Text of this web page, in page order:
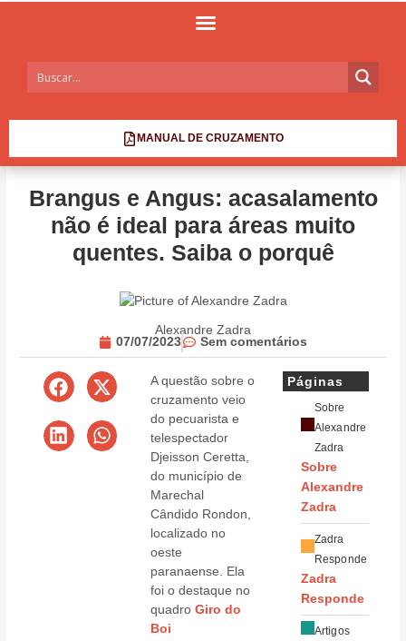
MANUAL DE CRUZAMENTO
Brangus e Angus: acasalamento
não é ideal para áreas muito
quentes. Saiba o porquê
Alexandre Zadra
07/07/2023 Sem comentários
A questão sobre o
cruzamento veio
do pecuarista e
telespectador
Djeisson Ceretta,
do município de
Marechal
Cândido Rondon,
localizado no
oeste
paranaense. Ela
foi o destaque no
quadroGiro do
Boi
Páginas
Sobre
Alexandre
Zadra
Sobre
Alexandre
Zadra
Zadra
Responde
Zadra
Responde
Artigos